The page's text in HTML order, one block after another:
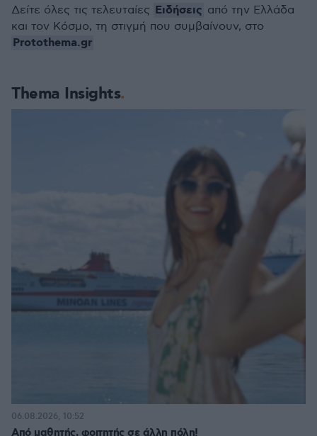
Thema Insights
Από μαθητής, φοιτητής σε άλλη πόλη!
06.08.2026, 10:52
Δείτε όλες τις τελευταίες Ειδήσεις από την Ελλάδα
και τον Κόσμο, τη στιγμή που συμβαίνουν, στο
Protothema.gr